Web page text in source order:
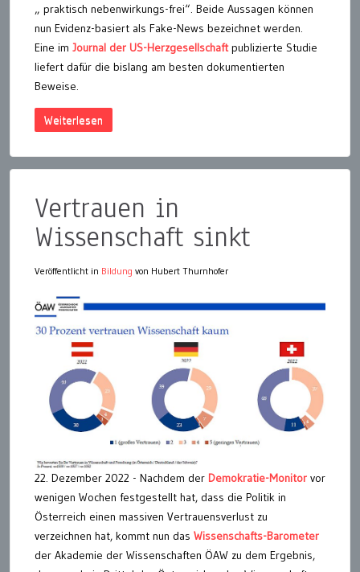
„ praktisch nebenwirkungs-frei“. Beide Aussagen können
nun Evidenz-basiert als Fake-News bezeichnet werden.
Eine im Journal der US-Herzgesellschaftpublizierte Studie
liefert dafür die bislang am besten dokumentierten
Beweise.
Weiterlesen
Vertrauen in
Wissenschaft sinkt
Veröffentlicht in Bildung von Hubert Thurnhofer
22. Dezember 2022 - Nachdem der Demokratie-Monitor vor
wenigen Wochen festgestellt hat, dass die Politik in
Österreich einen massiven Vertrauensverlust zu
verzeichnen hat, kommt nun das Wissenschafts-Barometer
der Akademie der Wissenschaften ÖAW zu dem Ergebnis,